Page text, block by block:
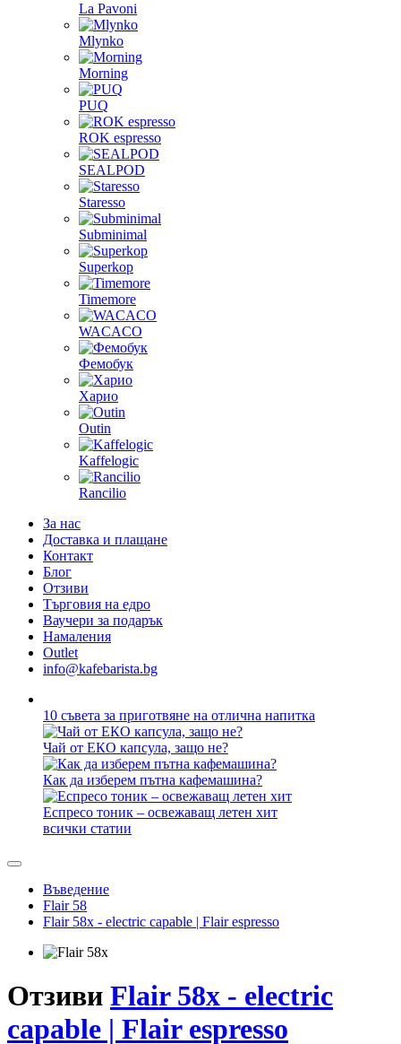
La Pavoni
Mlynko
Morning
PUQ
ROK espresso
SEALPOD
Staresso
Subminimal
Superkop
Timemore
WACACO
Фемобук
Харио
Outin
Kaffelogic
Rancilio
За нас
Доставка и плащане
Контакт
Блог
Отзиви
Търговия на едро
Ваучери за подарък
Намаления
Outlet
info@kafebarista.bg
10 съвета за приготвяне на отлична напитка
Чай от ЕКО капсула, защо не?
Как да изберем пътна кафемашина?
Еспресо тоник – освежаващ летен хит
всички статии
Въведение
Flair 58
Flair 58x - electric capable | Flair espresso
Отзиви Flair 58x - electric
capable | Flair espresso